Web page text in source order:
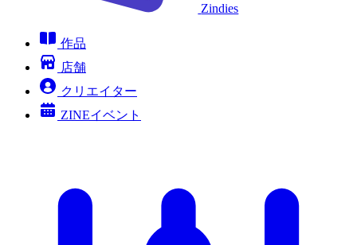
Zindies
作品
店舗
クリエイター
ZINEイベント